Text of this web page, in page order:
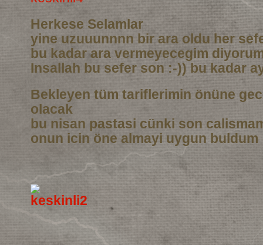
Herkese Selamlar
yine uzuuunnnn bir ara oldu her
bu kadar ara vermeyecegim
Insallah bu sefer son :-)) bu kadar
Bekleyen tüm tariflerimin önüne
olacak
bu nisan pastasi cünki son
onun icin öne almayi uygun buldum